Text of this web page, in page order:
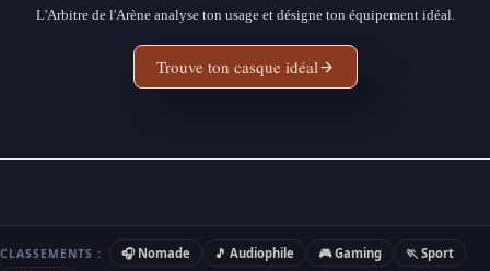
L'Arbitre de l'Arène analyse ton usage et désigne ton équipement idéal.
Trouve ton casque idéal
CLASSEMENTS : 🎧 Nomade 🎵 Audiophile 🎮 Gaming
🏃 Sport